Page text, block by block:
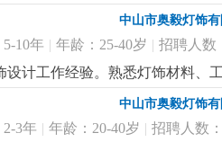
图纸带队完成项目灯具的组装。
中山市奥毅灯饰
10年 | 年龄：25-40岁 | 招聘人数
设计工作经验。熟悉灯饰材料、
3d max等设计软件，能独立完
中山市奥毅灯饰
3年 | 年龄：20-40岁 | 招聘人数